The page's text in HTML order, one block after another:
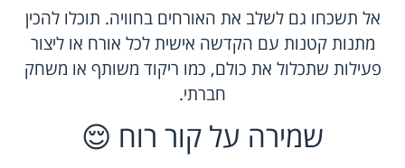
אל תשכחו גם לשלב את האורחים בחוויה. תוכלו להכין
מתנות קטנות עם הקדשה אישית לכל אורח או ליצור
פעילות שתכלול את כולם, כמו ריקוד משותף או משחק
חברתי.
שמירה על קור רוח 😌